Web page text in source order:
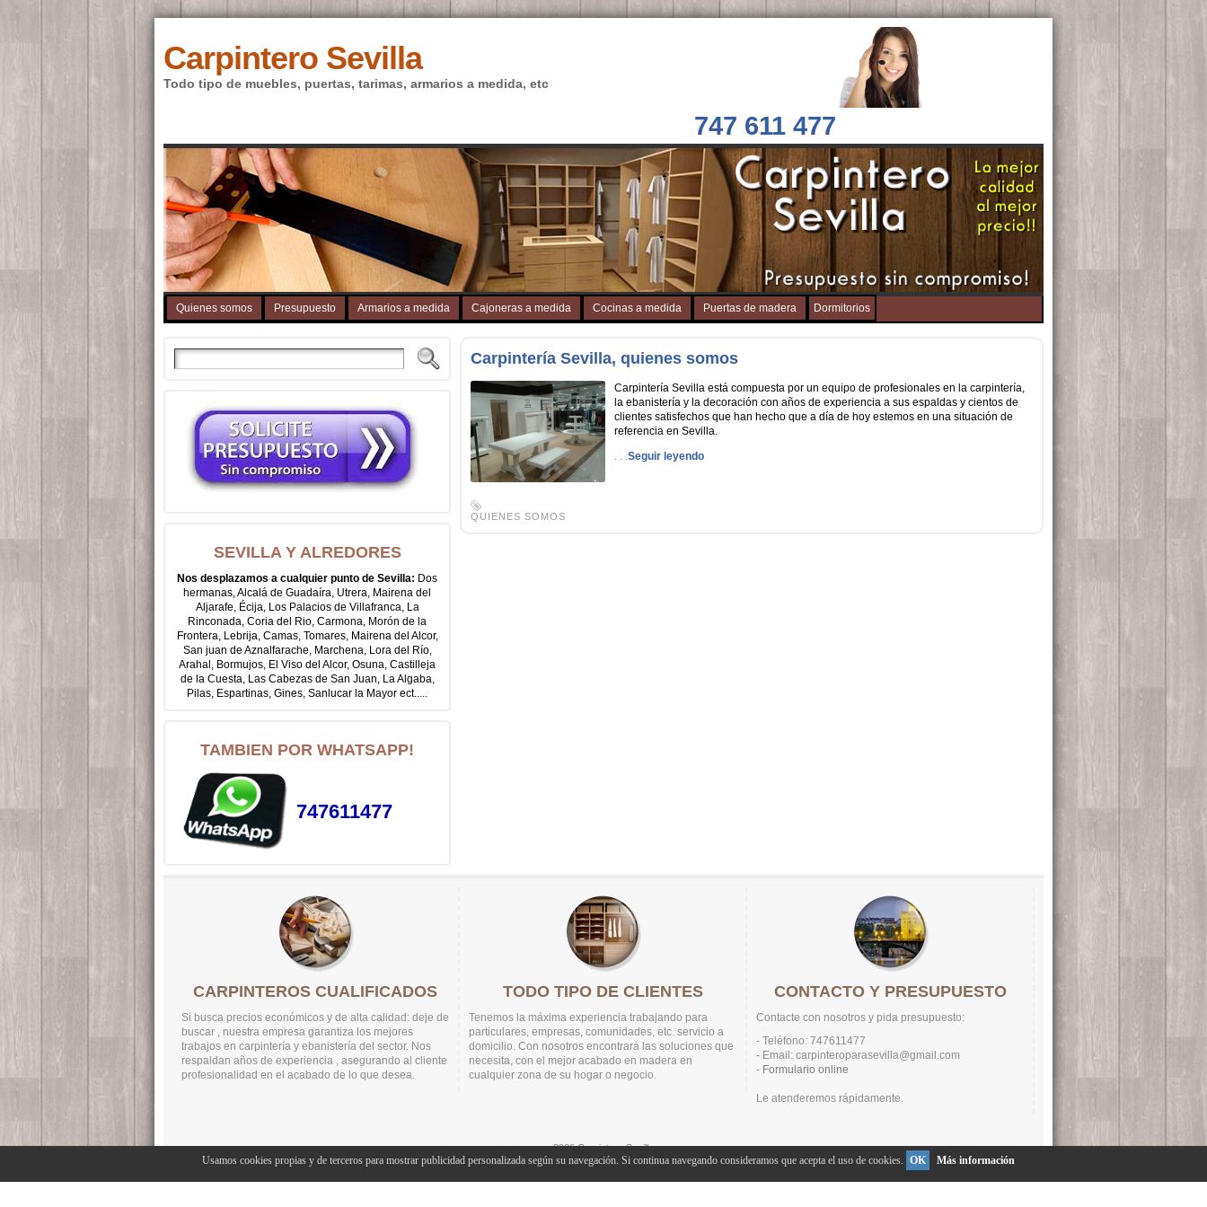
Carpintero Sevilla
Todo tipo de muebles, puertas, tarimas, armarios a medida, etc
747 611 477
Quienes somos Presupuesto Armarios a medida Cajoneras a medida Cocinas a medida Puertas de madera Dormitorios
SEVILLA Y ALREDORES
Nos desplazamos a cualquier punto de Sevilla: Dos
hermanas, Alcalá de Guadaíra, Utrera, Mairena del
Aljarafe, Écija, Los Palacios de Villafranca, La
Rinconada, Coria del Rio, Carmona, Morón de la
Frontera, Lebrija, Camas, Tomares, Mairena del Alcor,
San juan de Aznalfarache, Marchena, Lora del Río,
Arahal, Bormujos, El Viso del Alcor, Osuna, Castilleja
de la Cuesta, Las Cabezas de San Juan, La Algaba,
Pilas, Espartinas, Gines, Sanlucar la Mayor ect.....
TAMBIEN POR WHATSAPP!
747611477
Carpintería Sevilla, quienes somos
Carpintería Sevilla está compuesta por un equipo de profesionales en la carpintería,
la ebanistería y la decoración con años de experiencia a sus espaldas y cientos de
clientes satisfechos que han hecho que a día de hoy estemos en una situación de
referencia en Sevilla.
. . .Seguir leyendo
QUIENES SOMOS
CARPINTEROS CUALIFICADOS
Si busca precios económicos y de alta calidad: deje de
buscar , nuestra empresa garantiza los mejores
trabajos en carpintería y ebanistería del sector. Nos
respaldan años de experiencia , asegurando al cliente
profesionalidad en el acabado de lo que desea.
TODO TIPO DE CLIENTES
Tenemos la máxima experiencia trabajando para
particulares, empresas, comunidades, etc. servicio a
domicilio. Con nosotros encontrará las soluciones que
necesita, con el mejor acabado en madera en
cualquier zona de su hogar o negocio.
CONTACTO Y PRESUPUESTO
Contacte con nosotros y pida presupuesto:
- Teléfono: 747611477
- Email: carpinteroparasevilla@gmail.com
- Formulario online
Le atenderemos rápidamente.
2026Carpintero Sevilla
Usamos cookies propias y de terceros para mostrar publicidad personalizada según su navegación. Si continua navegando consideramos que acepta el uso de cookies. OK Más información